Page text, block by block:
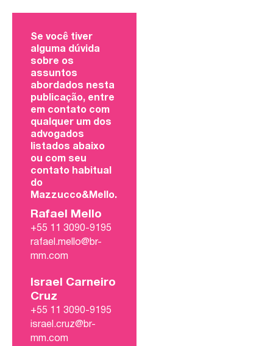
Se você tiver
alguma dúvida
sobre os
assuntos
abordados nesta
publicação, entre
em contato com
qualquer um dos
advogados
listados abaixo
ou com seu
contato habitual
do
Mazzucco&Mello.
Rafael Mello
+55 11 3090-9195
rafael.mello@br-
mm.com
Israel Carneiro
Cruz
+55 11 3090-9195
israel.cruz@br-
mm.com